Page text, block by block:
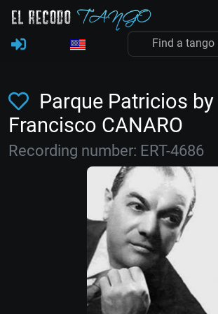
Parque Patricios by
Francisco CANARO
Recording number: ERT-4686